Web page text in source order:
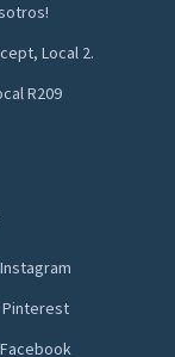
Local 2.
R209
Instagram
Pinterest
Facebook